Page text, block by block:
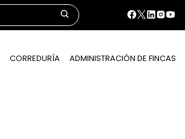
CORREDURÍA ADMINISTRACIÓN DE FINCAS